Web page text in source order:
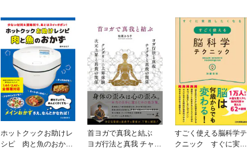
ホットクックお助けレ
シピ 肉と魚のおか
首ヨガで真我と結ぶ
ヨガ行法と真我 チャク
すごく使える脳科学テ
クニック すぐに実践